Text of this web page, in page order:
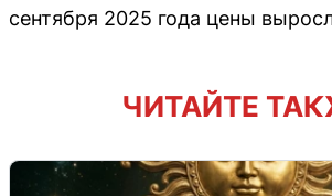
сентября 2025 года цены
ЧИТАЙТЕ